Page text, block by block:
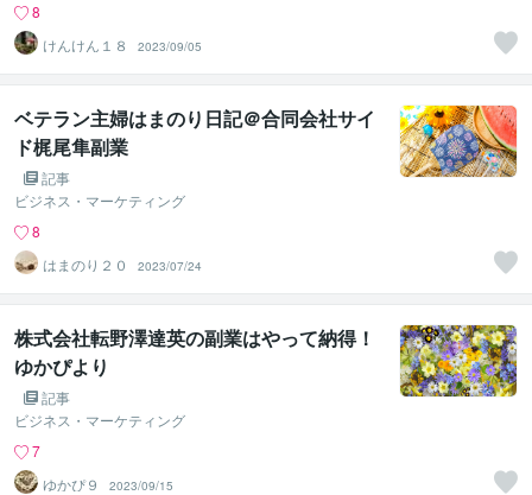
8
けんけん１８
2023/09/05
ベテラン主婦はまのり日記＠合同会社サイ
ド梶尾隼副業
記事
ビジネス・マーケティング
8
はまのり２０
2023/07/24
株式会社転野澤達英の副業はやって納得！
ゆかぴより
記事
ビジネス・マーケティング
7
ゆかぴ９
2023/09/15